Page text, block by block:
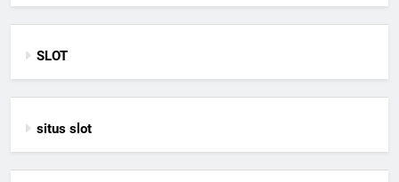
SLOT
situs slot